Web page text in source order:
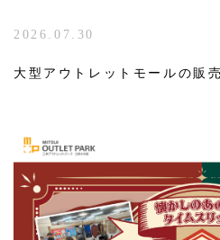
2026.07.30
大型アウトレットモールの販